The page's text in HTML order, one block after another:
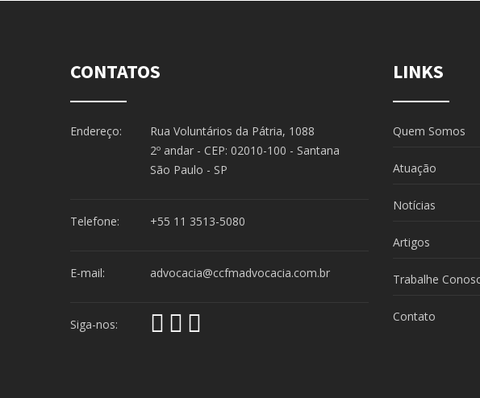
CONTATOS
Endereço:
Rua Voluntários da Pátria, 1088
2º andar - CEP: 02010-100 - Santana
São Paulo - SP
Telefone: +55 11 3513-5080
E-mail: advocacia@ccfmadvocacia.com.br
Siga-nos:
LINKS
Quem Somos
Atuação
Notícias
Artigos
Trabalhe
Contato